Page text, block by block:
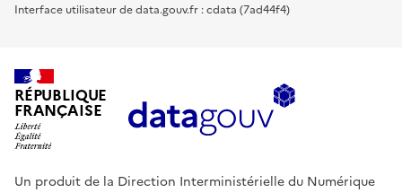
Interface utilisateur de data.gouv.fr : cdata (7ad44f4)
RÉPUBLIQUE
FRANÇAISE
Un produit de la Direction Interministérielle du Numérique